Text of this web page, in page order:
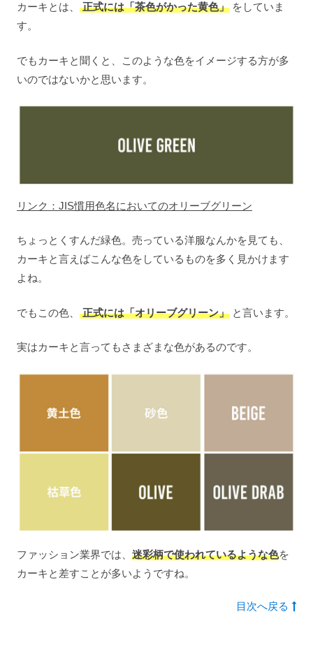
カーキとは、 正式には「茶色がかった黄色」 をしていま
す。
でもカーキと聞くと、このような色をイメージする方が多
いのではないかと思います。
リンク：JIS慣用色名においてのオリーブグリーン
ちょっとくすんだ緑色。売っている洋服なんかを見ても、
カーキと言えばこんな色をしているものを多く見かけます
よね。
でもこの色、 正式には「オリーブグリーン」 と言います。
実はカーキと言ってもさまざまな色があるのです。
ファッション業界では、 迷彩柄で使われているような色を
カーキと差すことが多いようですね。
目次へ戻る